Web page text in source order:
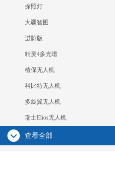
探照灯
大疆智图
进阶版
精灵4多光谱
植保无人机
科比特无人机
多旋翼无人机
瑞士Elios无人机
查看全部